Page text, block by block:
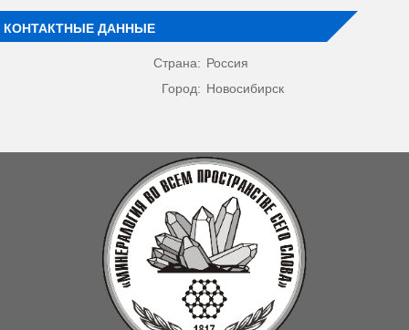
КОНТАКТНЫЕ ДАННЫЕ
Страна: Россия
Город: Новосибирск